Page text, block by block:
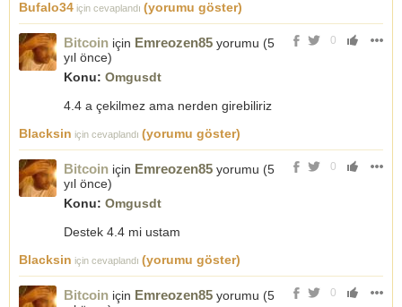
Bufalo34 için cevaplandı (yorumu göster)
0
Bitcoin için Emreozen85 yorumu (5
yıl önce)
Konu: Omgusdt
4.4 a çekilmez ama nerden girebiliriz
Blacksin için cevaplandı (yorumu göster)
0
Bitcoin için Emreozen85 yorumu (5
yıl önce)
Konu: Omgusdt
Destek 4.4 mi ustam
Blacksin için cevaplandı (yorumu göster)
0
Bitcoin için Emreozen85 yorumu (5